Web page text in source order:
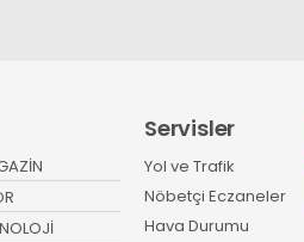
Servisler
Yol ve Trafik
Nöbetçi Eczaneler
Hava Durumu